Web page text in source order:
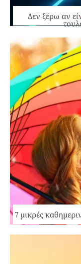
Δεν ξέρω αν
7 μικρές